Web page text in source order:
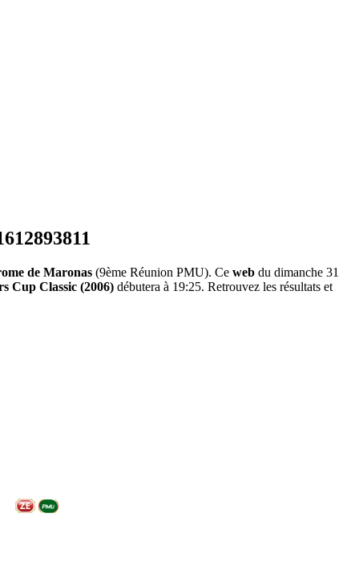
de Maronas (9ème Réunion PMU). Ce web du dimanche 31
Cup Classic (2006) débutera à 19:25. Retrouvez les résultats et